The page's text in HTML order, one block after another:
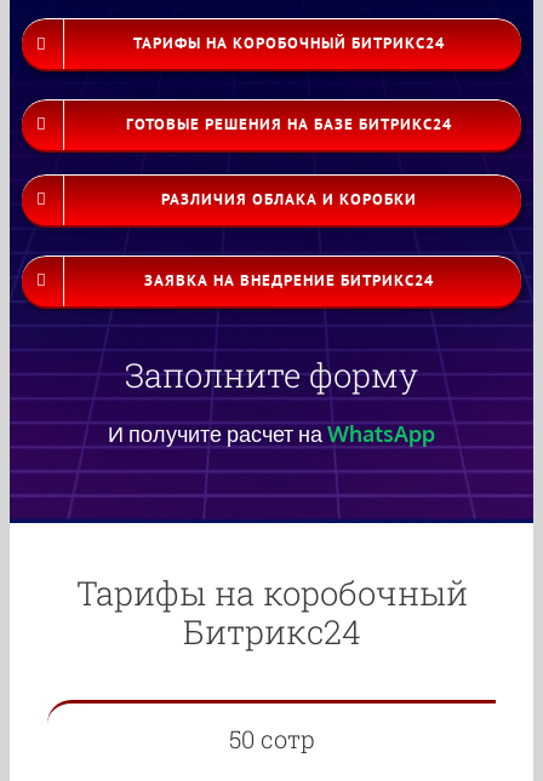
ТАРИФЫ НА КОРОБОЧНЫЙ БИТРИКС24
ГОТОВЫЕ РЕШЕНИЯ НА БАЗЕ БИТРИКС24
РАЗЛИЧИЯ ОБЛАКА И КОРОБКИ
ЗАЯВКА НА ВНЕДРЕНИЕ БИТРИКС24
Заполните форму
И получите расчет наWhatsApp
Тарифы на коробочный
Битрикс24
50 сотр